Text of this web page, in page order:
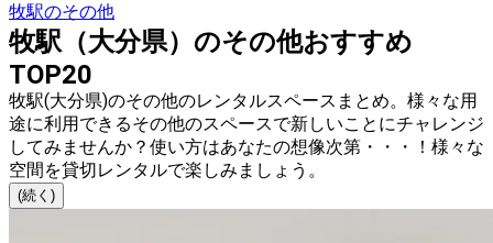
牧駅のその他
牧駅（大分県）のその他おすすめ
TOP20
牧駅(大分県)のその他のレンタルスペースまとめ。様々な用
途に利用できるその他のスペースで新しいことにチャレンジ
してみませんか？使い方はあなたの想像次第・・・！様々な
空間を貸切レンタルで楽しみましょう。
(続く)